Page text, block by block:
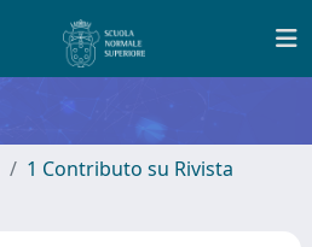
1 Contributo su Rivista